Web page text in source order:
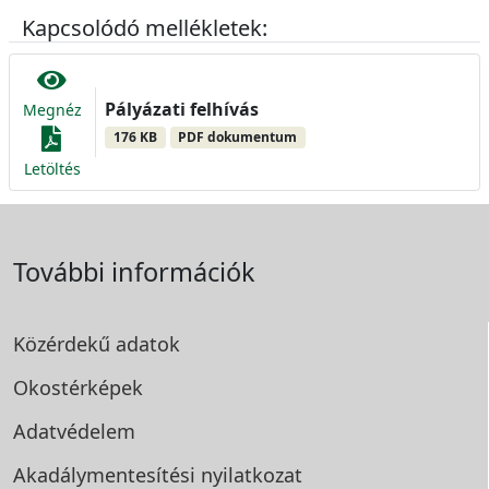
Kapcsolódó mellékletek:
Megnéz
Letöltés
Pályázati felhívás
176 KB PDF dokumentum
További információk
Közérdekű adatok
Okostérképek
Adatvédelem
Akadálymentesítési nyilatkozat